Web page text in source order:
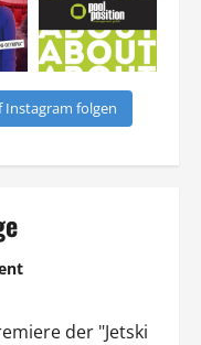
Instagram folgen
der "Jetski